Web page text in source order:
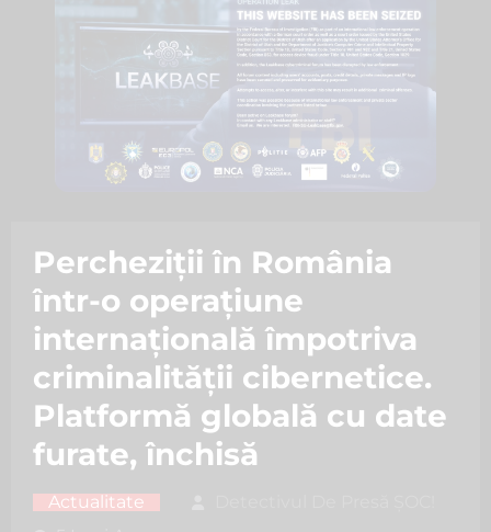
Percheziții în România
într-o operațiune
internațională împotriva
criminalității cibernetice.
Platformă globală cu date
furate, închisă
Actualitate